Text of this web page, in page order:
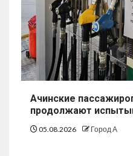
Ачинские
продолжают
05.08.2026 Город А